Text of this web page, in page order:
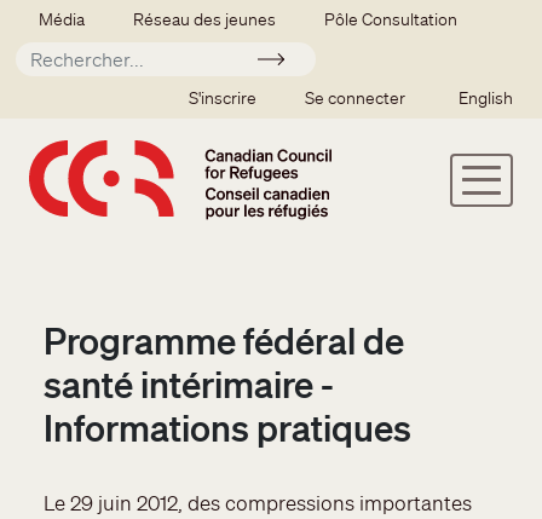
Aller au contenu principal
Secondary menu
Média Réseau des jeunes Pôle Consultation
Soumettre
SSO user menu
S'inscrire Se connecter English
Programme fédéral de
santé intérimaire -
Informations pratiques
Le 29 juin 2012, des compressions importantes